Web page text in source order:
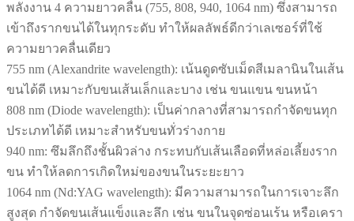
พลังงาน 4 ความยาวคลื่น (755, 808, 940, 1064 nm) ซึ่งสามารถ
เข้าถึงรากขนได้ในทุกระดับ ทำให้ผลลัพธ์ดีกว่าเลเซอร์ที่ใช้
ความยาวคลื่นเดียว
755 nm (Alexandrite wavelength): เน้นดูดซับเม็ดสีเมลานินในเส้น
ขนได้ดี เหมาะกับขนเส้นเล็กและบาง เช่น ขนแขน ขนหน้า
808 nm (Diode wavelength): เป็นค่ากลางที่สามารถกำจัดขนทุก
ประเภทได้ดี เหมาะสำหรับขนทั่วร่างกาย
940 nm: ซึมลึกถึงชั้นผิวล่าง กระทบกับเส้นเลือดที่หล่อเลี้ยงราก
ขน ทำให้ลดการเกิดใหม่ของขนในระยะยาว
1064 nm (Nd:YAG wavelength): มีความสามารถในการเจาะลึก
สูงสุด กำจัดขนเส้นแข็งและลึก เช่น ขนในจุดซ่อนเร้น หรือเครา